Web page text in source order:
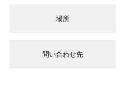
場所
問い合わせ先